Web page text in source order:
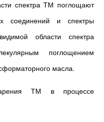
спектра ТМ поглощают
соединений и спектры
области спектра
поглощением
масла.
ТМ в процессе